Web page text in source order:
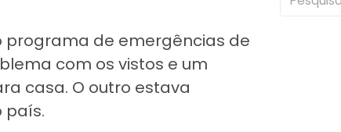
programa de emergências de
com os vistos e um
casa. O outro estava
país.